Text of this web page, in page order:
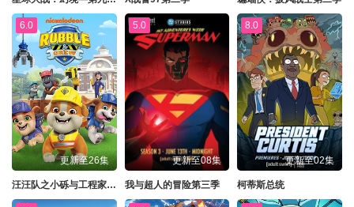
6.0
更新至26集
汪汪队之小砾与工程家族第三季
5.0
更新至08集
我与超人的冒险第三季
8.0
更新至02集
柯蒂斯总统